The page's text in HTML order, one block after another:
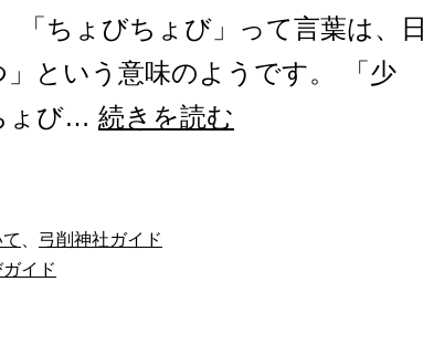
「ちょびちょび」って言葉は、日
という意味のようです。 「少
ょび… 続きを読む
弓削神社ガイド
イド